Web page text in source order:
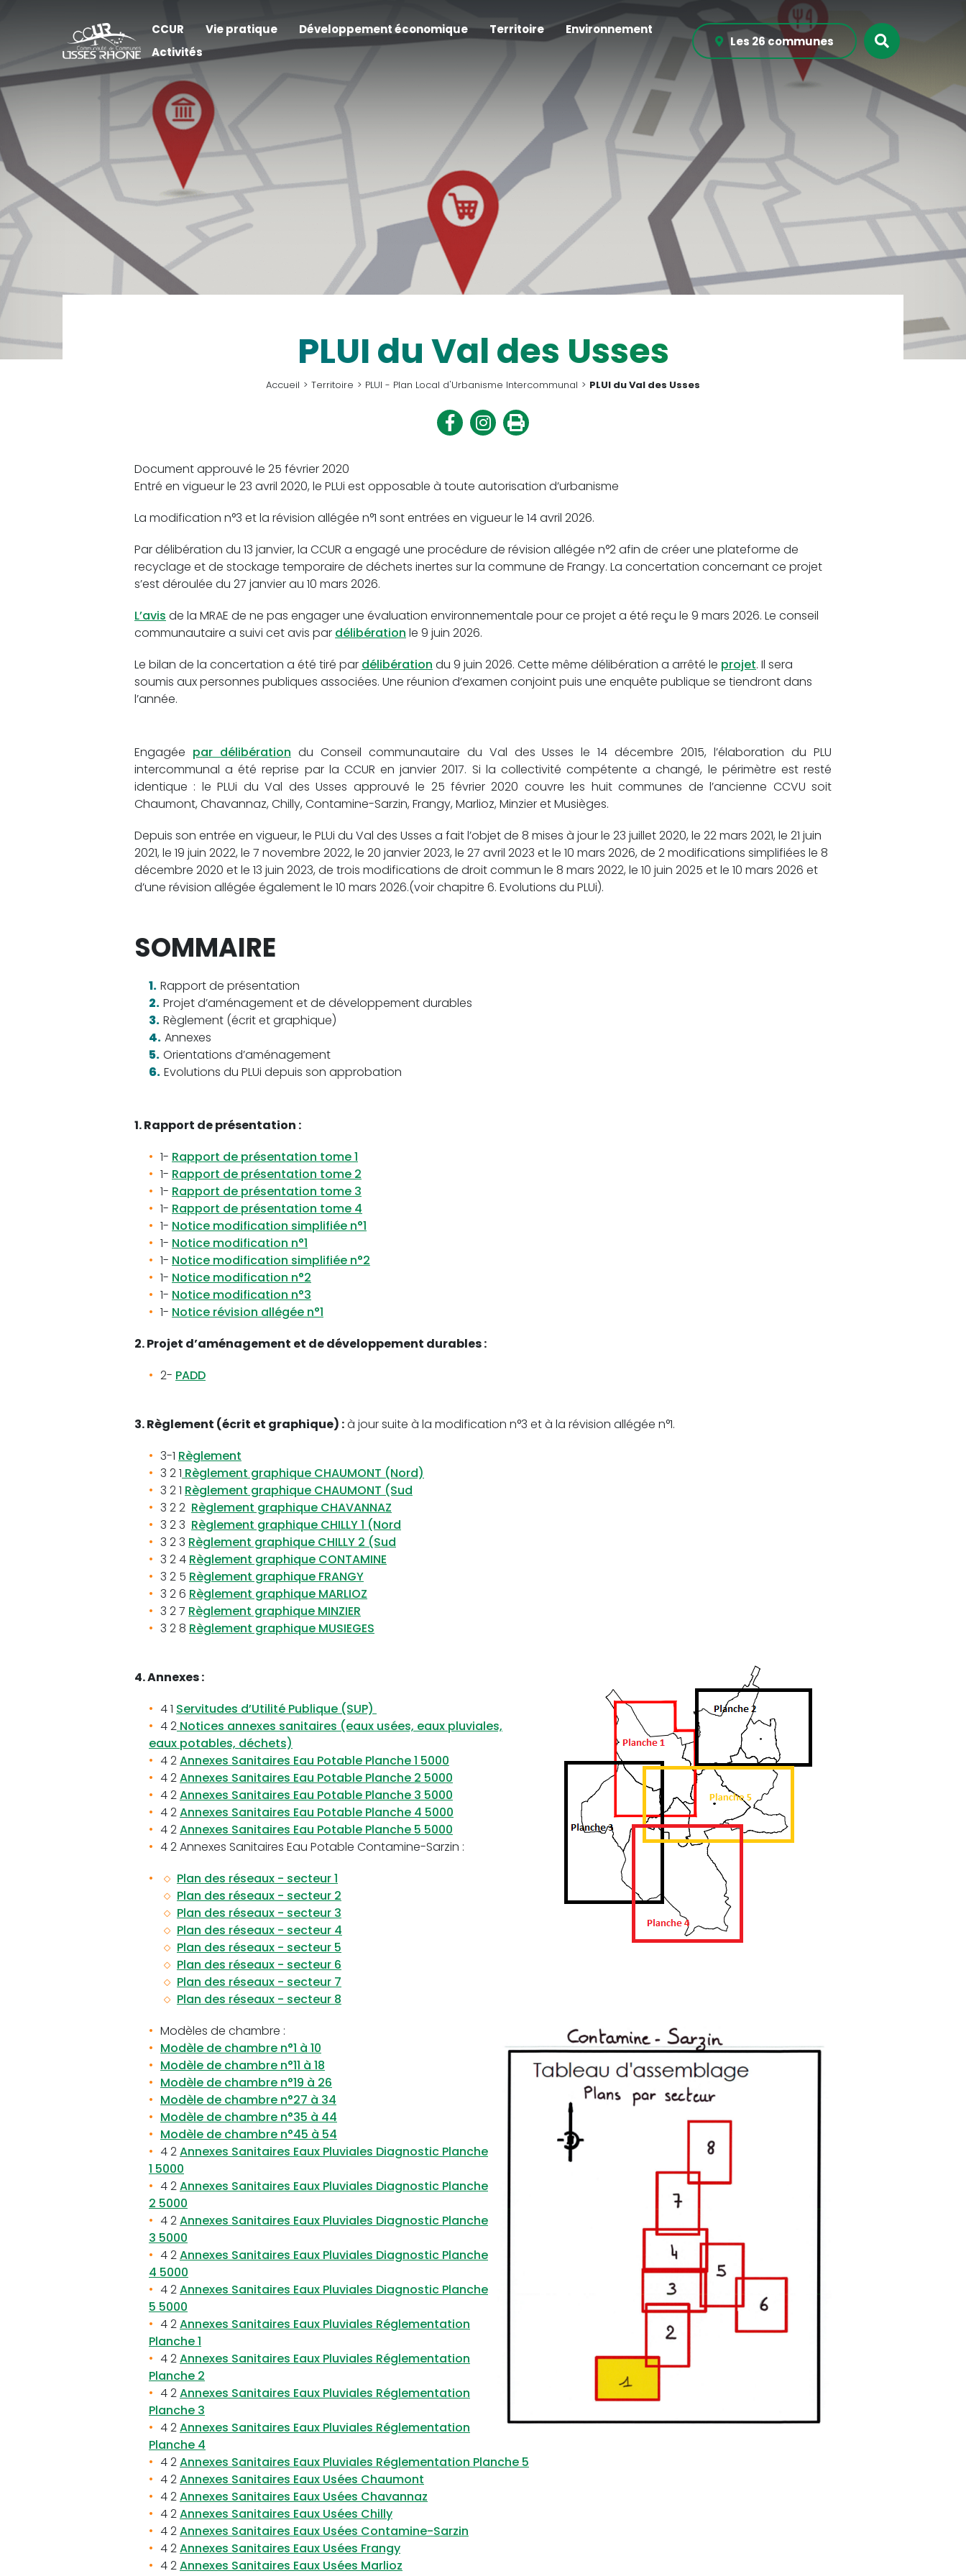
CCUR Vie pratique Développement économique Territoire
Environnement
Activités
Les 26 communes
sur
site
PLUI du Val des Usses
Accueil Territoire PLUI - Plan Local d'Urbanisme Intercommunal PLUI du Val des Usses
Partager
sur
Partager
sur
Imprimer
Document approuvé le 25 février 2020
Entré en vigueur le 23 avril 2020, le PLUi est opposable à toute autorisation d’urbanisme
La modification n°3 et la révision allégée n°1 sont entrées en vigueur le 14 avril 2026.
Par délibération du 13 janvier, la CCUR a engagé une procédure de révision allégée n°2 afin de créer une plateforme de
recyclage et de stockage temporaire de déchets inertes sur la commune de Frangy. La concertation concernant ce projet
s’est déroulée du 27 janvier au 10 mars 2026.
L’avis de la MRAE de ne pas engager une évaluation environnementale pour ce projet a été reçu le 9 mars 2026. Le conseil
communautaire a suivi cet avis par délibération le 9 juin 2026.
Le bilan de la concertation a été tiré par délibération du 9 juin 2026. Cette même délibération a arrêté le projet. Il sera
soumis aux personnes publiques associées. Une réunion d’examen conjoint puis une enquête publique se tiendront dans
l’année.
Engagée par délibération du Conseil communautaire du Val des Usses le 14 décembre 2015, l’élaboration du PLU
intercommunal a été reprise par la CCUR en janvier 2017. Si la collectivité compétente a changé, le périmètre est resté
identique : le PLUi du Val des Usses approuvé le 25 février 2020 couvre les huit communes de l’ancienne CCVU soit
Chaumont, Chavannaz, Chilly, Contamine-Sarzin, Frangy, Marlioz, Minzier et Musièges.
Depuis son entrée en vigueur, le PLUi du Val des Usses a fait l’objet de 8 mises à jour le 23 juillet 2020, le 22 mars 2021, le 21 juin
2021, le 19 juin 2022, le 7 novembre 2022, le 20 janvier 2023, le 27 avril 2023 et le 10 mars 2026, de 2 modifications simplifiées le 8
décembre 2020 et le 13 juin 2023, de trois modifications de droit commun le 8 mars 2022, le 10 juin 2025 et le 10 mars 2026 et
d’une révision allégée également le 10 mars 2026.(voir chapitre 6. Evolutions du PLUi).
SOMMAIRE
Rapport de présentation
Projet d’aménagement et de développement durables
Règlement (écrit et graphique)
Annexes
Orientations d’aménagement
Evolutions du PLUi depuis son approbation
1. Rapport de présentation :
1- Rapport de présentation tome 1
1- Rapport de présentation tome 2
1- Rapport de présentation tome 3
1- Rapport de présentation tome 4
1- Notice modification simplifiée n°1
1- Notice modification n°1
1- Notice modification simplifiée n°2
1- Notice modification n°2
1- Notice modification n°3
1- Notice révision allégée n°1
2. Projet d’aménagement et de développement durables :
2- PADD
3. Règlement (écrit et graphique) :à jour suite à la modification n°3 et à la révision allégée n°1.
3-1 Règlement
3 2 1 Règlement graphique CHAUMONT (Nord)
3 2 1 Règlement graphique CHAUMONT (Sud
3 2 2 Règlement graphique CHAVANNAZ
3 2 3 Règlement graphique CHILLY 1 (Nord
3 2 3 Règlement graphique CHILLY 2 (Sud
3 2 4 Règlement graphique CONTAMINE
3 2 5 Règlement graphique FRANGY
3 2 6 Règlement graphique MARLIOZ
3 2 7 Règlement graphique MINZIER
3 2 8 Règlement graphique MUSIEGES
4. Annexes :
4 1 Servitudes d’Utilité Publique (SUP)
4 2 Notices annexes sanitaires (eaux usées, eaux pluviales,
eaux potables, déchets)
4 2Annexes Sanitaires Eau Potable Planche 1 5000
4 2Annexes Sanitaires Eau Potable Planche 2 5000
4 2Annexes Sanitaires Eau Potable Planche 3 5000
4 2Annexes Sanitaires Eau Potable Planche 4 5000
4 2Annexes Sanitaires Eau Potable Planche 5 5000
4 2 Annexes Sanitaires Eau Potable Contamine-Sarzin :
Plan des réseaux - secteur 1
Plan des réseaux - secteur 2
Plan des réseaux - secteur 3
Plan des réseaux - secteur 4
Plan des réseaux - secteur 5
Plan des réseaux - secteur 6
Plan des réseaux - secteur 7
Plan des réseaux - secteur 8
Modèles de chambre :
Modèle de chambre n°1 à 10
Modèle de chambre n°11 à 18
Modèle de chambre n°19 à 26
Modèle de chambre n°27 à 34
Modèle de chambre n°35 à 44
Modèle de chambre n°45 à 54
4 2Annexes Sanitaires Eaux Pluviales Diagnostic Planche
1 5000
4 2Annexes Sanitaires Eaux Pluviales Diagnostic Planche
2 5000
4 2Annexes Sanitaires Eaux Pluviales Diagnostic Planche
3 5000
4 2Annexes Sanitaires Eaux Pluviales Diagnostic Planche
4 5000
4 2Annexes Sanitaires Eaux Pluviales Diagnostic Planche
5 5000
4 2Annexes Sanitaires Eaux Pluviales Réglementation
Planche 1
4 2Annexes Sanitaires Eaux Pluviales Réglementation
Planche 2
4 2Annexes Sanitaires Eaux Pluviales Réglementation
Planche 3
4 2Annexes Sanitaires Eaux Pluviales Réglementation
Planche 4
4 2Annexes Sanitaires Eaux Pluviales Réglementation Planche 5
4 2Annexes Sanitaires Eaux Usées Chaumont
4 2Annexes Sanitaires Eaux Usées Chavannaz
4 2Annexes Sanitaires Eaux Usées Chilly
4 2Annexes Sanitaires Eaux Usées Contamine-Sarzin
4 2Annexes Sanitaires Eaux Usées Frangy
4 2Annexes Sanitaires Eaux Usées Marlioz